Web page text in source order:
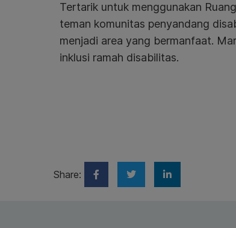
Tertarik untuk menggunakan
teman komunitas penyandang
menjadi area yang bermanfaat.
inklusi ramah disabilitas.
Share: